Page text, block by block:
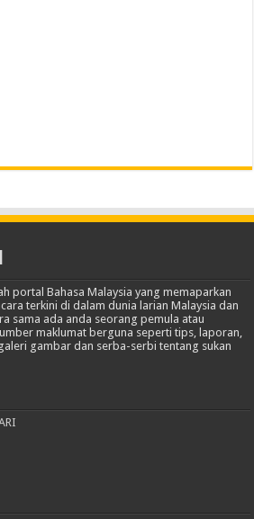
portal Bahasa Malaysia yang memaparkan
terkini di dalam dunia larian Malaysia dan
sama ada anda seorang pemula atau
maklumat berguna seperti tips, laporan,
gambar dan serba-serbi tentang sukan